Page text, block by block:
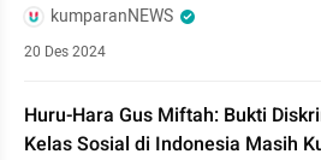
kumparanNEWS
20 Des 2024
Huru-Hara Gus Miftah: Bukti
Kelas Sosial di Indonesia Masih